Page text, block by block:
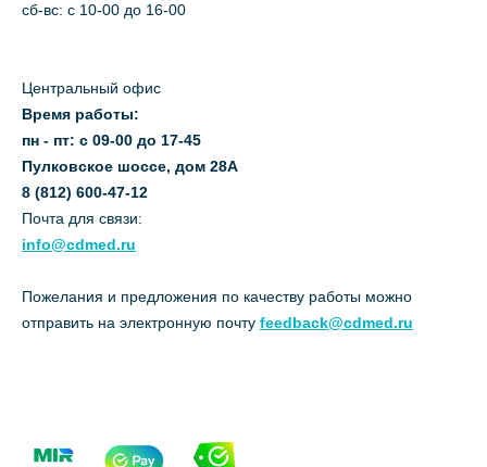
сб-вс: с 10-00 до 16-00
Центральный офис
Время работы:
пн - пт: с 09-00 до 17-45
Пулковское шоссе, дом 28А
8 (812) 600-47-12
Почта для связи:
info@cdmed.ru
Пожелания и предложения по качеству работы можно
отправить на электронную почту feedback@cdmed.ru